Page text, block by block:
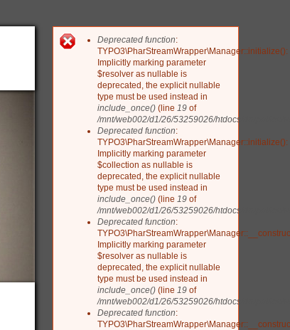
Fehlermeldung
Deprecated function:
TYPO3\PharStreamWrapper\Manager::initialize():
Implicitly marking parameter
$resolver as nullable is
deprecated, the explicit nullable
type must be used instead in
include_once() (line 19 of
/mnt/web002/d1/26/53259026/htdocs/drupal/
Deprecated function:
TYPO3\PharStreamWrapper\Manager::initialize():
Implicitly marking parameter
$collection as nullable is
deprecated, the explicit nullable
type must be used instead in
include_once() (line 19 of
/mnt/web002/d1/26/53259026/htdocs/drupal/
Deprecated function:
Implicitly marking parameter
$resolver as nullable is
deprecated, the explicit nullable
type must be used instead in
include_once() (line 19 of
/mnt/web002/d1/26/53259026/htdocs/drupal/
Deprecated function: